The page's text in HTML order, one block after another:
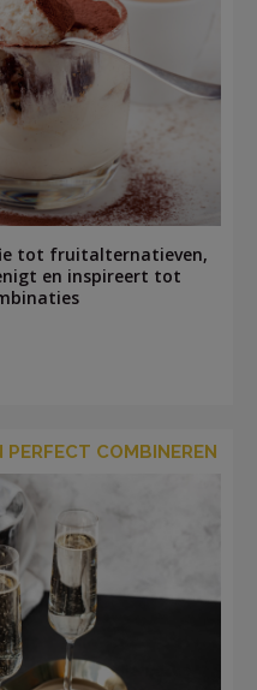
tot fruitalternatieven,
en inspireert tot
PERFECT COMBINEREN